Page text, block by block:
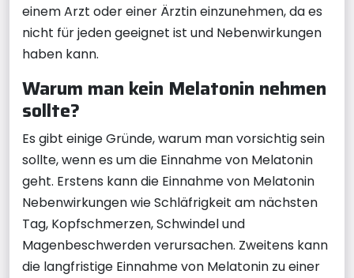
einem Arzt oder einer Ärztin einzunehmen, da es
nicht für jeden geeignet ist und Nebenwirkungen
haben kann.
Warum man kein Melatonin nehmen
sollte?
Es gibt einige Gründe, warum man vorsichtig sein
sollte, wenn es um die Einnahme von Melatonin
geht. Erstens kann die Einnahme von Melatonin
Nebenwirkungen wie Schläfrigkeit am nächsten
Tag, Kopfschmerzen, Schwindel und
Magenbeschwerden verursachen. Zweitens kann
die langfristige Einnahme von Melatonin zu einer